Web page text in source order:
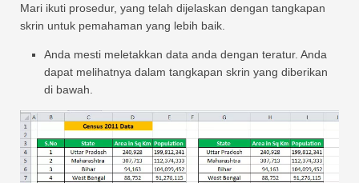
Mari ikuti prosedur, yang telah dijelaskan dengan tangkapan
skrin untuk pemahaman yang lebih baik.
Anda mesti meletakkan data anda dengan teratur. Anda
dapat melihatnya dalam tangkapan skrin yang diberikan
di bawah.